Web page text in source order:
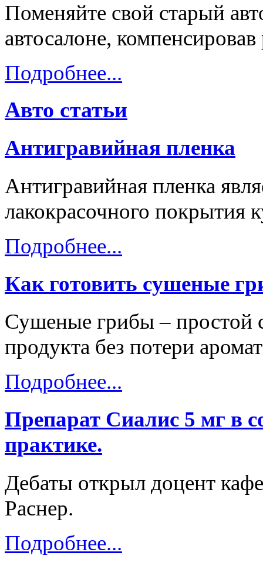
Поменяйте свой старый
автосалоне,
Подробнее...
Авто статьи
Антигравийная пленка
Антигравийная пленка
лакокрасочного покрытия
Подробнее...
Как готовить сушеные
Сушеные грибы – простой
продукта без потери
Подробнее...
Препарат Сиалис 5 мг в
практике.
Дебаты открыл доцент
Раснер.
Подробнее...